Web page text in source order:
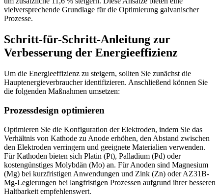
vielversprechende Grundlage für die Optimierung galvanischer
Prozesse.
Schritt-für-Schritt-Anleitung zur
Verbesserung der Energieeffizienz
Um die Energieeffizienz zu steigern, sollten Sie zunächst die
Hauptenergieverbraucher identifizieren. Anschließend können Sie
die folgenden Maßnahmen umsetzen:
Prozessdesign optimieren
Optimieren Sie die Konfiguration der Elektroden, indem Sie das
Verhältnis von Kathode zu Anode erhöhen, den Abstand zwischen
den Elektroden verringern und geeignete Materialien verwenden.
Für Kathoden bieten sich Platin (Pt), Palladium (Pd) oder
kostengünstiges Molybdän (Mo) an. Für Anoden sind Magnesium
(Mg) bei kurzfristigen Anwendungen und Zink (Zn) oder AZ31B-
Mg-Legierungen bei langfristigen Prozessen aufgrund ihrer besseren
Haltbarkeit empfehlenswert.